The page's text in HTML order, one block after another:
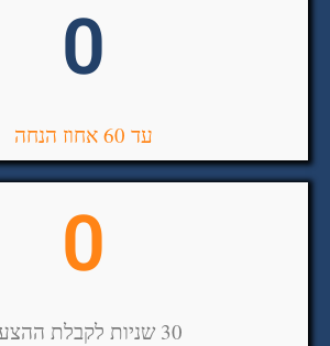
עד 60 אחוז הנחה
0
30 שניות לקבלת ההצעה
0